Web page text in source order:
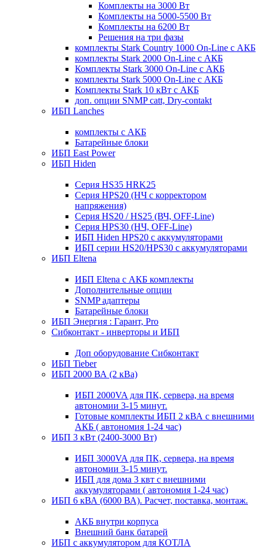
Комплекты на 3000 Вт
Комплекты на 5000-5500 Вт
Комплекты на 6200 Вт
Решения на три фазы
комплекты Stark Country 1000 On-Line с АКБ
комплекты Stark 2000 On-Line с АКБ
Комплекты Stark 3000 On-Line с АКБ
комплекты Stark 5000 On-Line с АКБ
Комплекты Stark 10 кВт с АКБ
доп. опции SNMP catt, Dry-contakt
ИБП Lanches
комплекты с АКБ
Батарейные блоки
ИБП East Power
ИБП Hiden
Серия HS35 HRK25
Серия HPS20 (НЧ с корректором
напряжения)
Серия HS20 / HS25 (ВЧ, OFF-Line)
Серия HPS30 (НЧ, OFF-Line)
ИБП Hiden HPS20 с аккумуляторами
ИБП серии HS20/HPS30 с аккумуляторами
ИБП Eltena
ИБП Eltena с АКБ комплекты
Дополнительные опции
SNMP адаптеры
Батарейные блоки
ИБП Энергия : Гарант, Pro
Сибконтакт - инверторы и ИБП
Доп оборудование Сибконтакт
ИБП Tieber
ИБП 2000 ВА (2 кВа)
ИБП 2000VA для ПК, сервера, на время
автономии 3-15 минут.
Готовые комплекты ИБП 2 кВА с внешними
АКБ ( автономия 1-24 час)
ИБП 3 кВт (2400-3000 Вт)
ИБП 3000VA для ПК, сервера, на время
автономии 3-15 минут.
ИБП для дома 3 квт с внешними
аккумуляторами ( автономия 1-24 час)
ИБП 6 кВА (6000 ВА). Расчет, поставка, монтаж.
АКБ внутри корпуса
Внешний банк батарей
ИБП с аккумулятором для КОТЛА